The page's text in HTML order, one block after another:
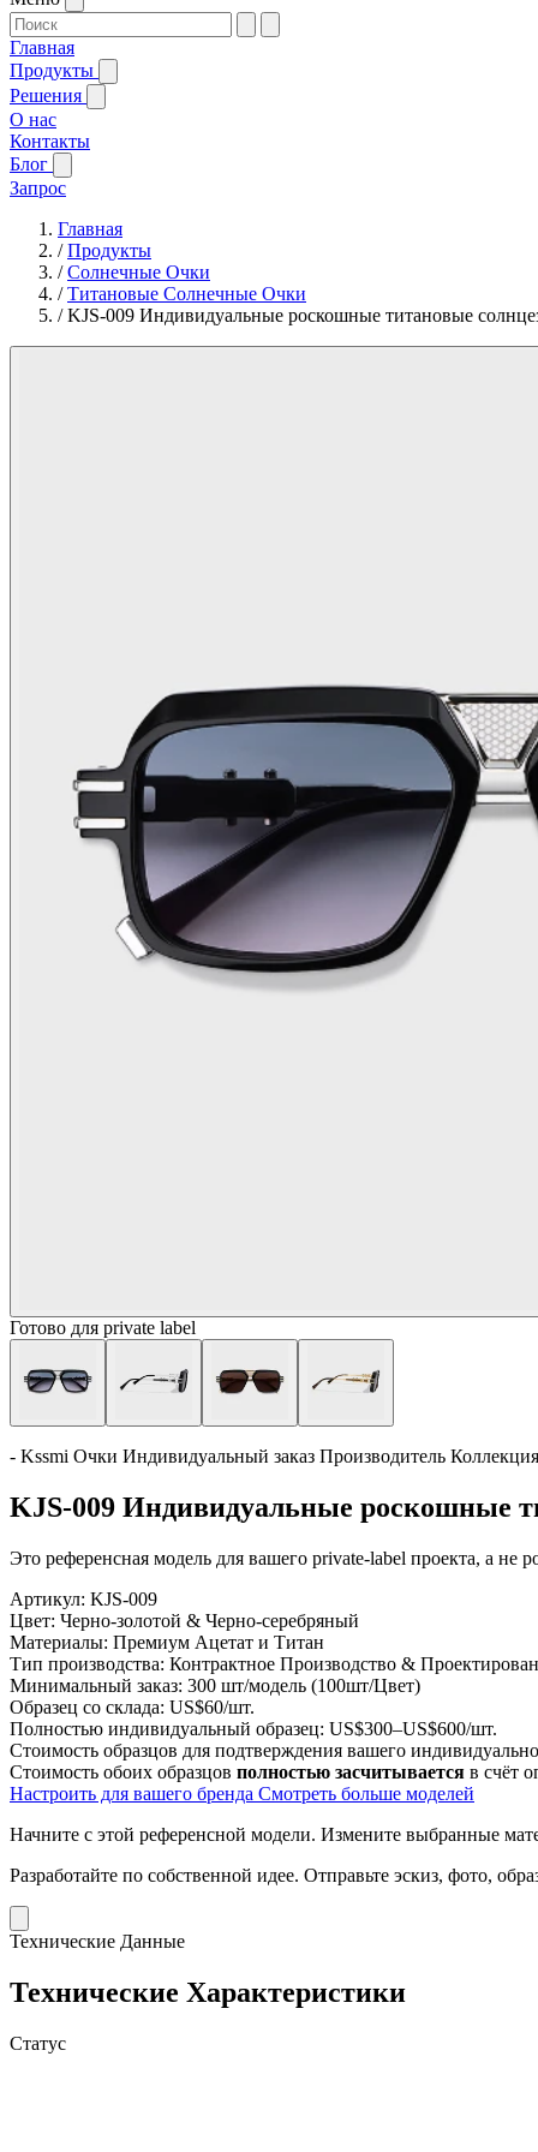
Главная
Продукты
Решения
О нас
Контакты
Блог
Запрос
Главная
/Продукты
/Солнечные Очки
/Титановые Солнечные Очки
/KJS-009 Индивидуальные роскошные титановые
Готово для private label
- Kssmi Очки Индивидуальный заказ Производитель Коллекция
KJS-009 Индивидуальные роскошные
Это референсная модель для вашего private-label проекта, а не
Артикул: KJS-009
Цвет: Черно-золотой & Черно-серебряный
Материалы: Премиум Ацетат и Титан
Тип производства: Контрактное Производство &
Минимальный заказ: 300 шт/модель (100шт/Цвет)
Образец со склада: US$60/шт.
Полностью индивидуальный образец: US$300–US$600/шт.
Стоимость образцов для подтверждения вашего
Стоимость обоих образцов полностью засчитывается в счёт
Настроить для вашего бренда Смотреть больше моделей
Начните с этой референсной модели. Измените выбранные
Разработайте по собственной идее. Отправьте эскиз, фото,
Технические Данные
Технические Характеристики
Статус